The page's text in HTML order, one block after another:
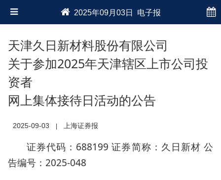
2025年09月03日 电子报
天津久日新材料股份有限公司
关于参加2025年天津辖区上市公司投
资者
网上集体接待日活动的公告
2025-09-03 上海证券报
证券代码：688199 证券简称：久日新材 公
告编号：2025-048